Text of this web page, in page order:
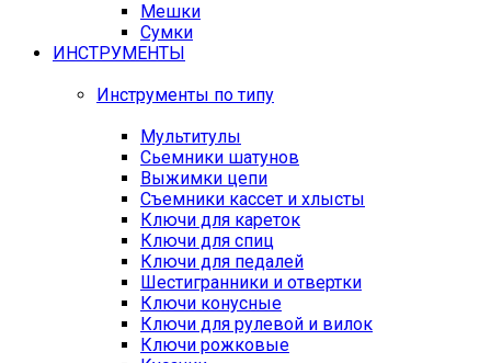
Мешки
Сумки
ИНСТРУМЕНТЫ
Инструменты по типу
Мультитулы
Сьемники шатунов
Выжимки цепи
Съемники кассет и хлысты
Ключи для кареток
Ключи для спиц
Ключи для педалей
Шестигранники и отвертки
Ключи конусные
Ключи для рулевой и вилок
Ключи рожковые